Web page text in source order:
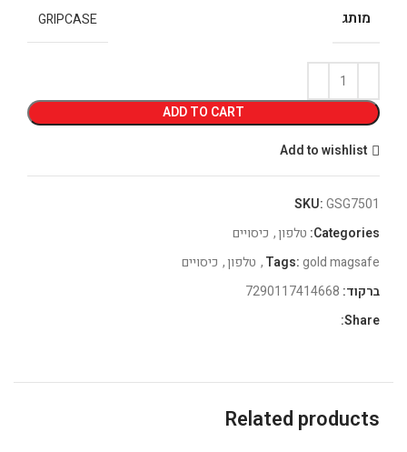
מותג GRIPCASE
ADD TO CART
Add to wishlist
SKU:GSG7501
Categories: טלפון, כיסויים
Tags:gold magsafe
, טלפון, כיסויים
ברקוד:
Share:
Related products